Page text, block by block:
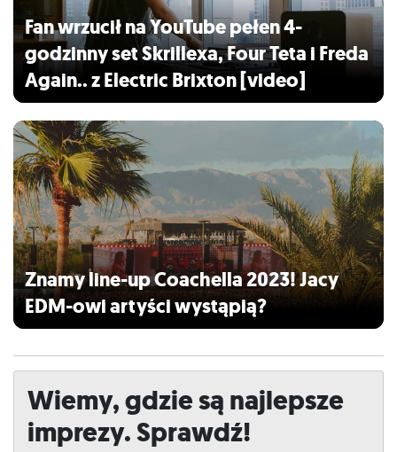
Fan wrzucił na YouTube pełen 4-
godzinny set Skrillexa, Four Teta i Freda
Again.. z Electric Brixton [video]
Znamy line-up Coachella 2023! Jacy
EDM-owi artyści wystąpią?
Wiemy, gdzie są najlepsze
imprezy. Sprawdź!